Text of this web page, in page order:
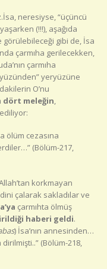
neresiyse, “üçüncü
(!!!), aşağıda
görülebileceği gibi de, İsa
çarmıha gerilecekken,
çarmıha
yeryüzüne
O’nu
dört meleğin,
ölüm cezasına
(Bölüm-217,
korkmayan
çalarak sakladılar ve
çarmıhta ölmüş
haberi geldi.
) İsa’nın annesinden…
(Bölüm-218,